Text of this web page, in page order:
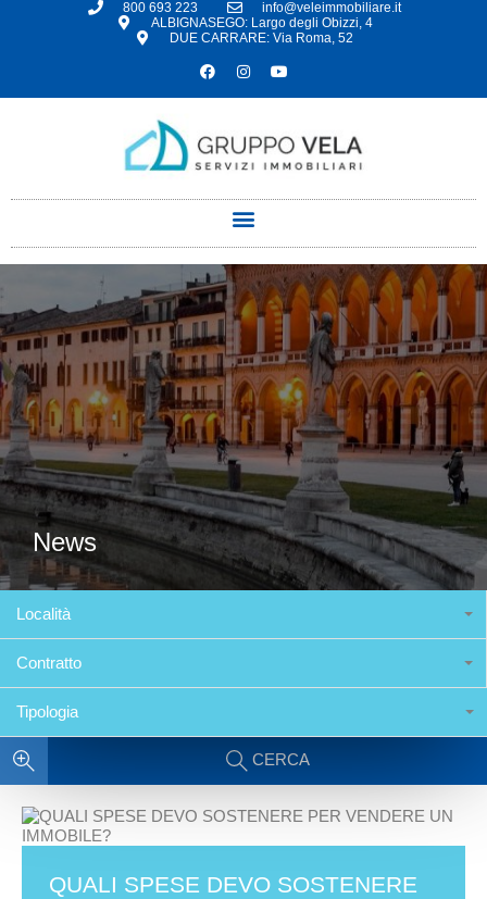
800 693 223
info@veleimmobiliare.it
ALBIGNASEGO: Largo degli Obizzi, 4
DUE CARRARE: Via Roma, 52
News
Località
Contratto
Tipologia
CERCA
QUALI SPESE DEVO SOSTENERE